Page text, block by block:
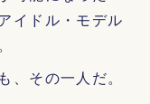
イドル・モデル
、その一人だ。